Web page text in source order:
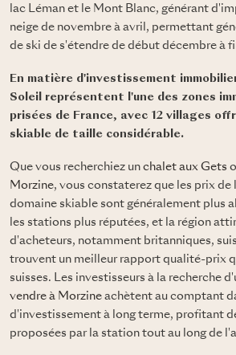
lac Léman et le Mont Blanc, générant
neige de novembre à avril, permettant
de ski de s'étendre de début décembre à
En matière d'investissement
Soleil représentent l'une des zones
prisées de France, avec 12 villages
skiable de taille considérable.
Que vous recherchiez un chalet aux Gets
Morzine, vous constaterez que les prix
domaine skiable sont généralement plus
les stations plus réputées, et la région
d'acheteurs, notamment britanniques,
trouvent un meilleur rapport qualité-prix
suisses. Les investisseurs à la recherche
vendre à Morzine achètent au comptant
d'investissement à long terme, profitant
proposées par la station tout au long de